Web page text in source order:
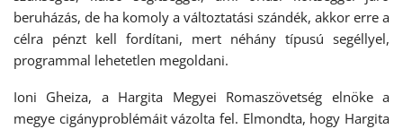
beruházás, de ha komoly a változtatási szándék, akkor erre a
célra pénzt kell fordítani, mert néhány típusú segéllyel,
programmal lehetetlen megoldani.
Ioni Gheiza, a Hargita Megyei Romaszövetség elnöke a
megye cigányproblémáit vázolta fel. Elmondta, hogy Hargita